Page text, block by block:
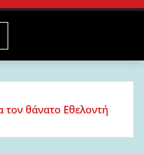
τον θάνατο Εθελοντή